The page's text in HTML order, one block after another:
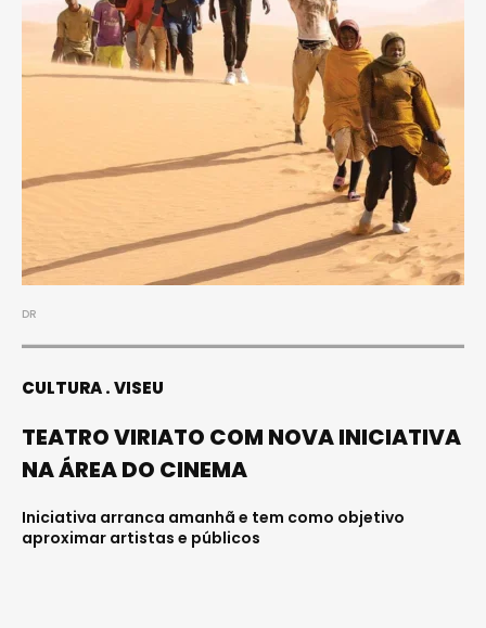
DR
CULTURA VISEU
TEATRO VIRIATO COM NOVA INICIATIVA
NA ÁREA DO CINEMA
Iniciativa arranca amanhã e tem como objetivo
aproximar artistas e públicos